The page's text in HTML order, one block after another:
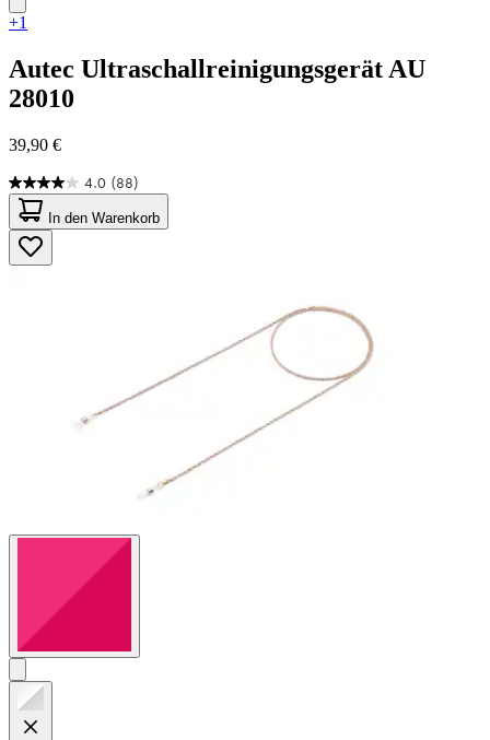
+1
Autec Ultraschallreinigungsgerät AU
28010
39,90 €
4.0 (88)
4.0
von
5
Sternen.
88
In den Warenkorb